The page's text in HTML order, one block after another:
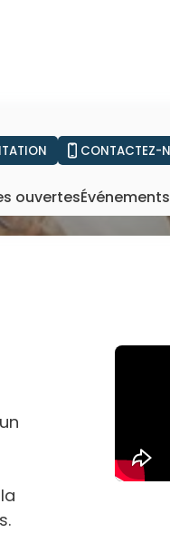
ouvertesÉvénements
CONTACTEZ-
et